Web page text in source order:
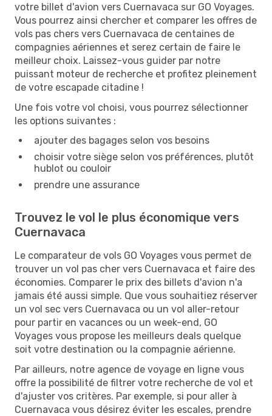
votre billet d'avion vers Cuernavaca sur GO Voyages.
Vous pourrez ainsi chercher et comparer les offres de
vols pas chers vers Cuernavaca de centaines de
compagnies aériennes et serez certain de faire le
meilleur choix. Laissez-vous guider par notre
puissant moteur de recherche et profitez pleinement
de votre escapade citadine !
Une fois votre vol choisi, vous pourrez sélectionner
les options suivantes :
ajouter des bagages selon vos besoins
choisir votre siège selon vos préférences, plutôt
hublot ou couloir
prendre une assurance
Trouvez le vol le plus économique vers
Cuernavaca
Le comparateur de vols GO Voyages vous permet de
trouver un vol pas cher vers Cuernavaca et faire des
économies. Comparer le prix des billets d'avion n'a
jamais été aussi simple. Que vous souhaitiez réserver
un vol sec vers Cuernavaca ou un vol aller-retour
pour partir en vacances ou un week-end, GO
Voyages vous propose les meilleurs deals quelque
soit votre destination ou la compagnie aérienne.
Par ailleurs, notre agence de voyage en ligne vous
offre la possibilité de filtrer votre recherche de vol et
d'ajuster vos critères. Par exemple, si pour aller à
Cuernavaca vous désirez éviter les escales, prendre